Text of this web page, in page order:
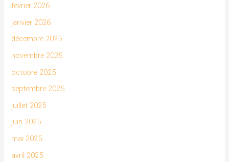
février 2026
janvier 2026
décembre 2025
novembre 2025
octobre 2025
septembre 2025
juillet 2025
juin 2025
mai 2025
avril 2025